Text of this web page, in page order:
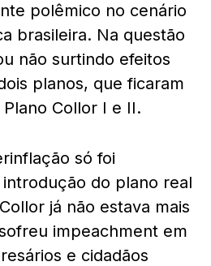
polêmico no cenário
brasileira. Na questão
não surtindo efeitos
planos, que ficaram
Collor I e II.
só foi
do plano real
já não estava mais
impeachment em
e cidadãos